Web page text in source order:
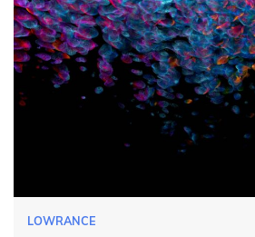
LOWRANCE